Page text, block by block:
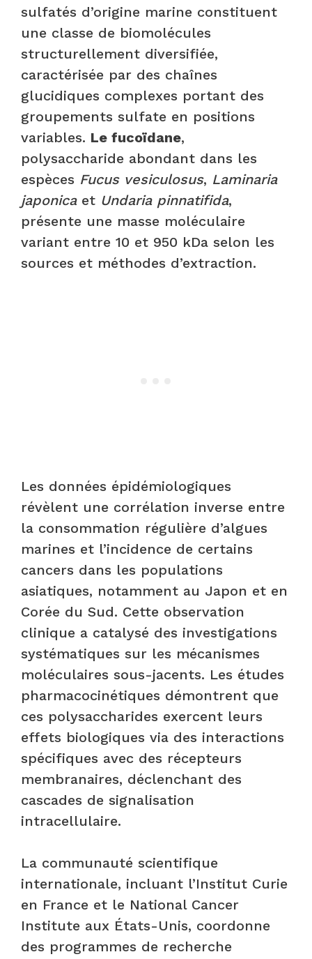
sulfatés d’origine marine constituent
une classe de biomolécules
structurellement diversifiée,
caractérisée par des chaînes
glucidiques complexes portant des
groupements sulfate en positions
variables. Le fucoïdane,
polysaccharide abondant dans les
espèces Fucus vesiculosus, Laminaria
japonicaet Undaria pinnatifida,
présente une masse moléculaire
variant entre 10 et 950 kDa selon les
sources et méthodes d’extraction.
Les données épidémiologiques
révèlent une corrélation inverse entre
la consommation régulière d’algues
marines et l’incidence de certains
cancers dans les populations
asiatiques, notamment au Japon et en
Corée du Sud. Cette observation
clinique a catalysé des investigations
systématiques sur les mécanismes
moléculaires sous-jacents. Les études
pharmacocinétiques démontrent que
ces polysaccharides exercent leurs
effets biologiques via des interactions
spécifiques avec des récepteurs
membranaires, déclenchant des
cascades de signalisation
intracellulaire.
La communauté scientifique
internationale, incluant l’Institut Curie
en France et le National Cancer
Institute aux États-Unis, coordonne
des programmes de recherche